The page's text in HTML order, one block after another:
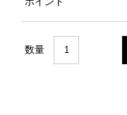
ポイント
数量